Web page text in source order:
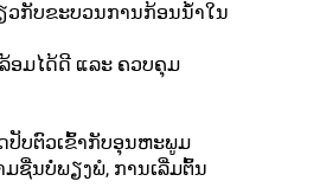
ວກັບຂະບວນການກ້ອນນ້ຳໃນ
ອມໄດ້ດີ ແລະ ຄວບຄຸມ
ປັບຕົວເຂົ້າກັບອຸນຫະພູມ
ຊື່ນບໍ່ພຽງພໍ, ການເລີ່ມຕົ້ນ